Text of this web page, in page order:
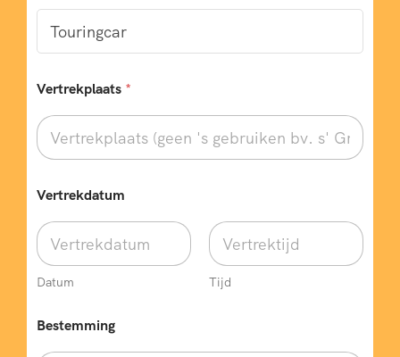
Vertrekplaats *
Vertrekdatum
Datum Tijd
e
Bestemming